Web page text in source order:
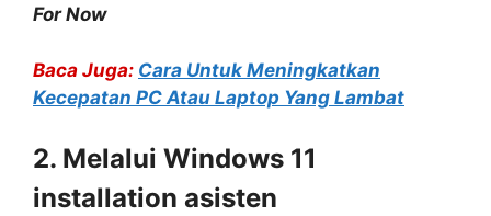
For Now
Baca Juga: Cara Untuk Meningkatkan
Kecepatan PC Atau Laptop Yang Lambat
2. Melalui Windows 11
installation asisten